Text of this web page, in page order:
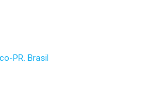
PR. Brasil